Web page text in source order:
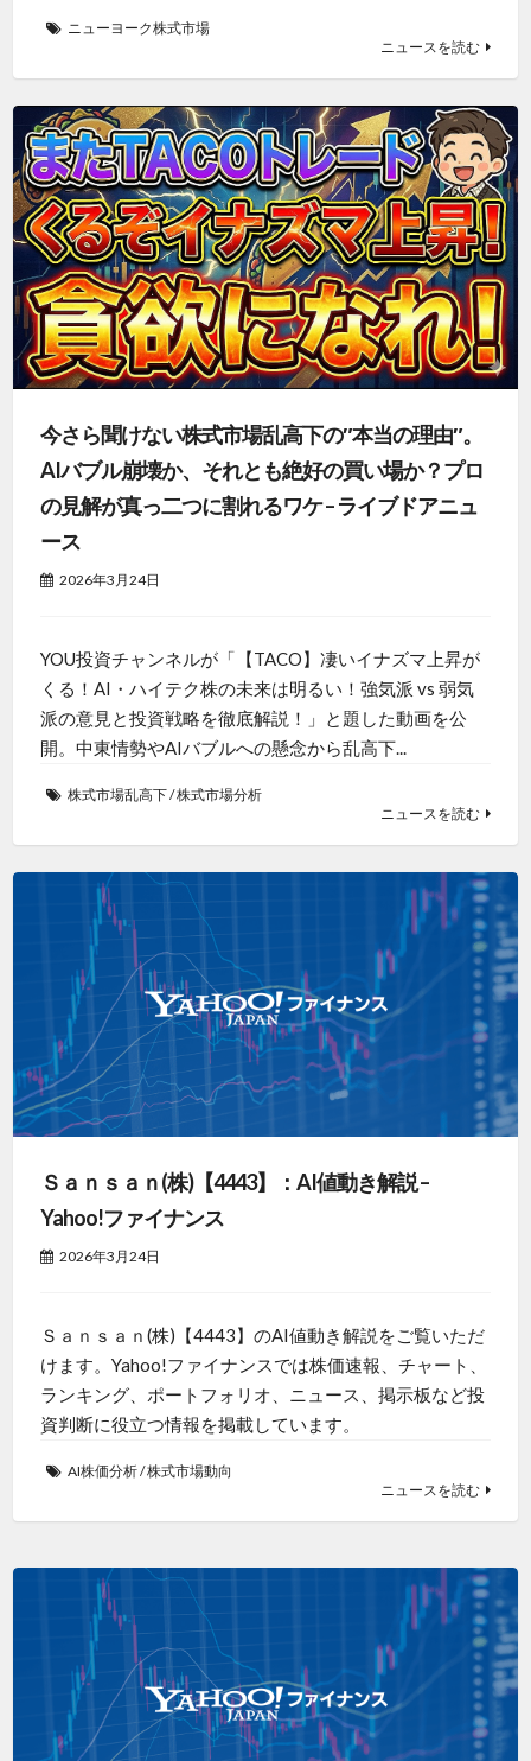
ニューヨーク株式市場
ニュースを読む
今さら聞けない株式市場乱高下の″本当の理由″。
AIバブル崩壊か、それとも絶好の買い場か？プロ
の見解が真っ二つに割れるワケ – ライブドアニュ
ース
2026年3月24日
YOU投資チャンネルが「【TACO】凄いイナズマ上昇が
くる！AI・ハイテク株の未来は明るい！強気派 vs 弱気
派の意見と投資戦略を徹底解説！」と題した動画を公
開。中東情勢やAIバブルへの懸念から乱高下...
株式市場乱高下/株式市場分析
ニュースを読む
Ｓａｎｓａｎ(株)【4443】：AI値動き解説 –
Yahoo!ファイナンス
2026年3月24日
Ｓａｎｓａｎ(株)【4443】のAI値動き解説をご覧いただ
けます。Yahoo!ファイナンスでは株価速報、チャート、
ランキング、ポートフォリオ、ニュース、掲示板など投
資判断に役立つ情報を掲載しています。
AI株価分析/株式市場動向
ニュースを読む